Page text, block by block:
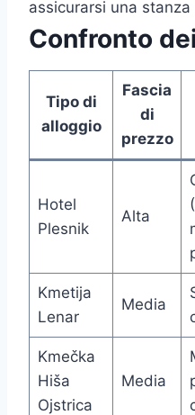
assicurarsi una stanza
Confronto
Tipo di
alloggio
Fascia
di
prezzo
Hotel
Plesnik
Alta
Kmetija
Lenar
Media
Kmečka
Hiša
Ojstrica
Media